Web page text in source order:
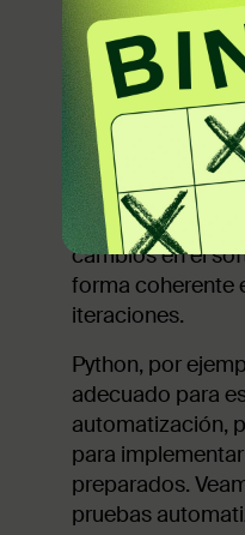
Las
software utilizan
secuencias de
especializados
pruebas, lo que
manual y
parte integral
moderno para
cambios en el
forma coherente
iteraciones.
Python, por
adecuado para
automatización,
para
preparados.
pruebas